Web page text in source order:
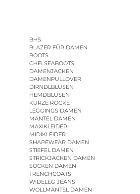
BHS
BLAZER FÜR DAMEN
BOOTS
CHELSEABOOTS
DAMENJACKEN
DAMENPULLOVER
DIRNDLBLUSEN
HEMDBLUSEN
KURZE RÖCKE
LEGGINGS DAMEN
MÄNTEL DAMEN
MAXIKLEIDER
MIDIKLEIDER
SHAPEWEAR DAMEN
STIEFEL DAMEN
STRICKJACKEN DAMEN
SOCKEN DAMEN
TRENCHCOATS
WIDELEG JEANS
WOLLMÄNTEL DAMEN